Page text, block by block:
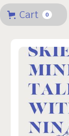
Cart 0